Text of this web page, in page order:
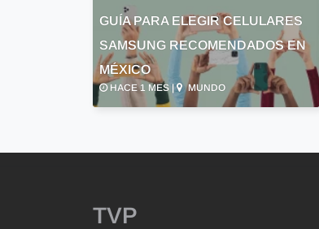
GUÍA PARA ELEGIR CELULARES
SAMSUNG RECOMENDADOS EN
MÉXICO
HACE 1 MES | MUNDO
TVP